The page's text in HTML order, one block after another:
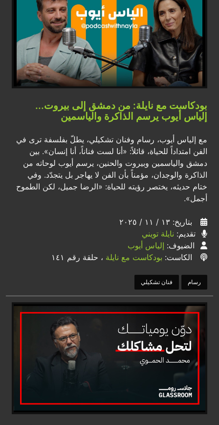
بودكاست مع نايلة: من دمشق إلى بيروت...
إلياس أيوب يرسم الذاكرة والياسمين
مع إلياس أيوب، رسام وفنان تشكيلي، يطلّ بفلسفة ترى في
الفن امتداداً للحياة، قائلاً: «أنا لست فناناً، أنا إنسان». بين
دمشق والياسمين وبيروت والحنين، يرسم أيوب لوحاته من
الذاكرة والوجدان، مؤمناً بأن الفن لا يهاجر بل يتجدّد. وفي
ختام حديثه، يختصر رؤيته للحياة: «الرضا جميل، لكن الطموح
أجمل».
بتاريخ: ١٣ / ١١ / ٢٠٢٥
تقديم: نايلة تويني
الضيوف: إلياس أيوب
الكاست: بودكاست مع نايلة ، حلقة رقم ١٤١
رسام فنان تشكيلي